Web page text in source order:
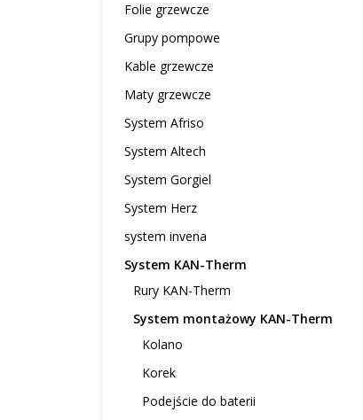
Folie grzewcze
Grupy pompowe
Kable grzewcze
Maty grzewcze
System Afriso
System Altech
System Gorgiel
System Herz
system invena
System KAN-Therm
Rury KAN-Therm
System montażowy KAN-Therm
Kolano
Korek
Podejście do baterii